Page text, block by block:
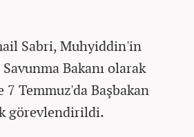
Sabri, Muhyiddin'in
Bakanı olarak
Temmuz'da Başbakan
görevlendirildi.